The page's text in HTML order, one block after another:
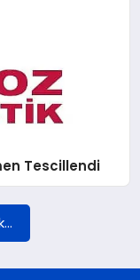
Tescillendi